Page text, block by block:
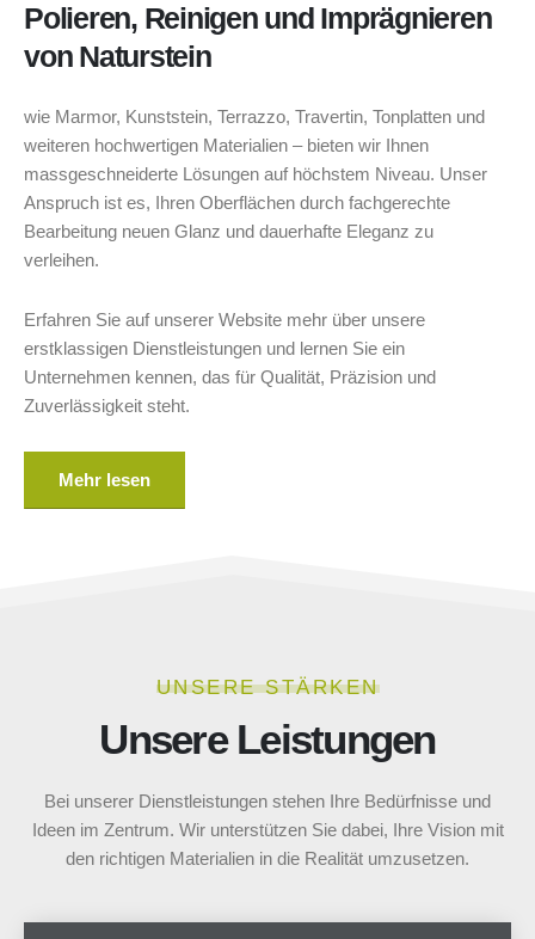
Polieren, Reinigen und Imprägnieren
von Naturstein
wie Marmor, Kunststein, Terrazzo, Travertin, Tonplatten und
weiteren hochwertigen Materialien – bieten wir Ihnen
massgeschneiderte Lösungen auf höchstem Niveau. Unser
Anspruch ist es, Ihren Oberflächen durch fachgerechte
Bearbeitung neuen Glanz und dauerhafte Eleganz zu
verleihen.
Erfahren Sie auf unserer Website mehr über unsere
erstklassigen Dienstleistungen und lernen Sie ein
Unternehmen kennen, das für Qualität, Präzision und
Zuverlässigkeit steht.
Mehr lesen
UNSERE STÄRKEN
Unsere Leistungen
Bei unserer Dienstleistungen stehen Ihre Bedürfnisse und
Ideen im Zentrum. Wir unterstützen Sie dabei, Ihre Vision mit
den richtigen Materialien in die Realität umzusetzen.